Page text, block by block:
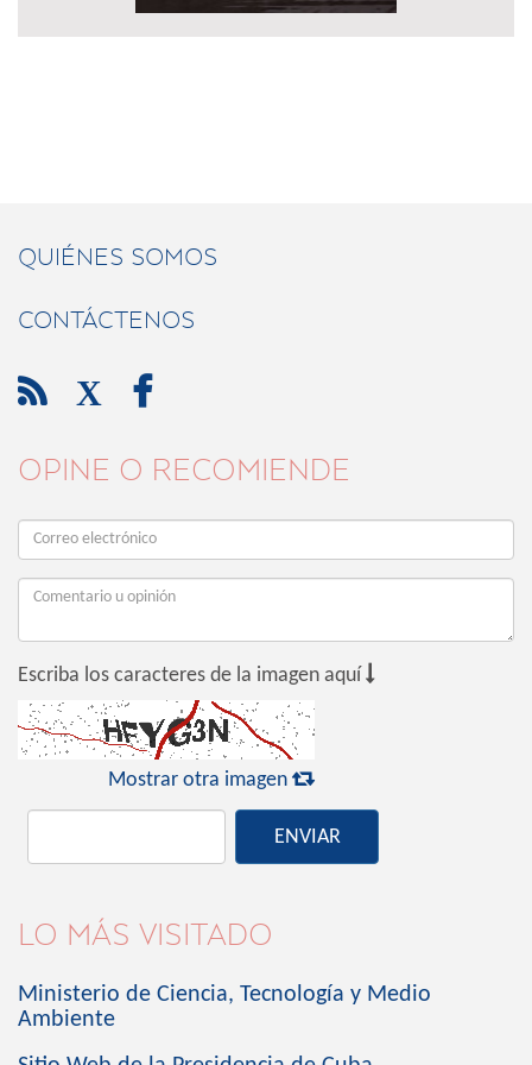
QUIÉNES SOMOS
CONTÁCTENOS
 X 
OPINE O RECOMIENDE
Escriba los caracteres de la imagen aquí 
Mostrar otra imagen 
ENVIAR
LO MÁS VISITADO
Ministerio de Ciencia, Tecnología y Medio
Ambiente